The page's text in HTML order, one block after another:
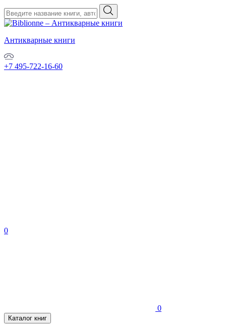
Антикварные книги
+7 495-722-16-60
0
0
Каталог книг